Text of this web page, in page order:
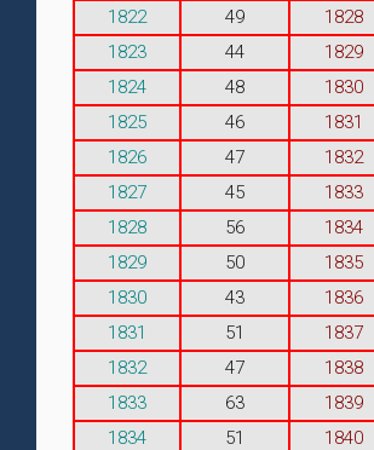
1822
49 1828
1823
44 1829
1824
48 1830
1825
46 1831
1826
47 1832
1827
45 1833
1828
56 1834
1829
50 1835
1830
43 1836
1831
51 1837
1832
47 1838
1833
63 1839
1834
51 1840